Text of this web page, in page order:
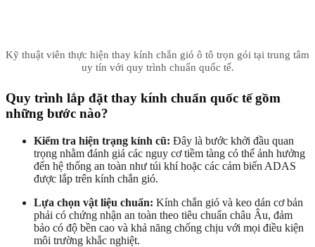
Kỹ thuật viên thực hiện thay kính chắn gió ô tô trọn gói tại trung tâm
uy tín với quy trình chuẩn quốc tế.
Quy trình lắp đặt thay kính chuẩn quốc tế gồm
những bước nào?
Kiểm tra hiện trạng kính cũ: Đây là bước khởi đầu quan
trọng nhằm đánh giá các nguy cơ tiềm tàng có thể ảnh hưởng
đến hệ thống an toàn như túi khí hoặc các cảm biến ADAS
được lắp trên kính chắn gió.
Lựa chọn vật liệu chuẩn: Kính chắn gió và keo dán cơ bản
phải có chứng nhận an toàn theo tiêu chuẩn châu Âu, đảm
bảo có độ bền cao và khả năng chống chịu với mọi điều kiện
môi trường khắc nghiệt.